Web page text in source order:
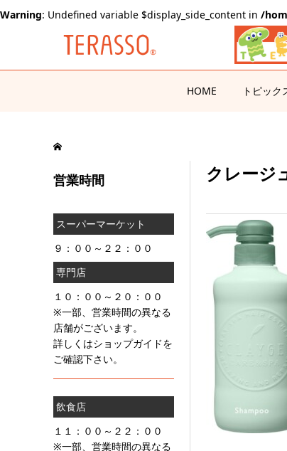
Warning: Undefined variable $display_side_content in /
HOME トピック
クレージ
営業時間
スーパーマーケット
９：００～２２：００
専門店
１０：００～２０：００
※一部、営業時間の異なる
店舗がございます。
詳しくはショップガイドを
ご確認下さい。
飲食店
１１：００～２２：００
※一部、営業時間の異なる